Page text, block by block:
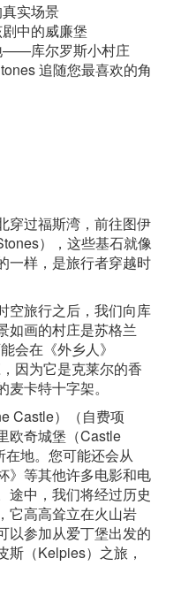
实场景
中的威廉堡
——库尔罗斯小村庄
追随您最喜欢的角
穿过福斯湾，前往图伊
），这些基石就像
一样，是旅行者穿越时
空旅行之后，我们向库
如画的村庄是苏格兰
会在《外乡人》
因为它是克莱尔的香
卡特十字架。
Castle）（自费项
欧奇城堡（Castle
地。您可能还会从
》等其他许多电影和电
途中，我们将经过历史
它高高耸立在火山岩
以参加从爱丁堡出发的
斯（Kelpies）之旅，